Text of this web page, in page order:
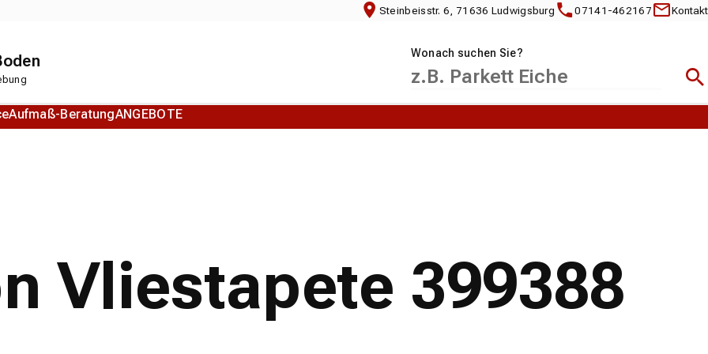
Steinbeisstr. 6, 71636 Ludwigsburg 07141-462167 Kontakt
Wonach suchen Sie?
Aufmaß-BeratungANGEBOTE
Vliestapete 399388